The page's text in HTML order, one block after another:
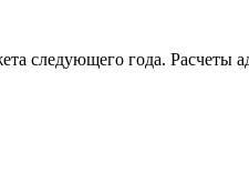
следующего года. Расчеты